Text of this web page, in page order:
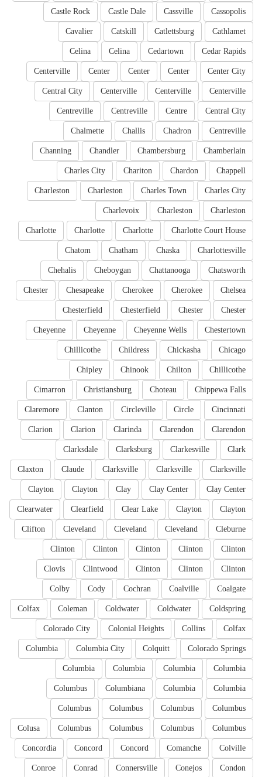
Cassopolis
Cassville
Castle Dale
Castle Rock
Cathlamet
Catlettsburg
Catskill
Cavalier
Cedar Rapids
Cedartown
Celina
Celina
Center City
Center
Center
Center
Centerville
Centerville
Centerville
Centerville
Central City
Central City
Centre
Centreville
Centreville
Centreville
Chadron
Challis
Chalmette
Chamberlain
Chambersburg
Chandler
Channing
Chappell
Chardon
Chariton
Charles City
Charles City
Charles Town
Charleston
Charleston
Charleston
Charleston
Charlevoix
Charlotte Court House
Charlotte
Charlotte
Charlotte
Charlottesville
Chaska
Chatham
Chatom
Chatsworth
Chattanooga
Cheboygan
Chehalis
Chelsea
Cherokee
Cherokee
Chesapeake
Chester
Chester
Chester
Chesterfield
Chesterfield
Chestertown
Cheyenne Wells
Cheyenne
Cheyenne
Chicago
Chickasha
Childress
Chillicothe
Chillicothe
Chilton
Chinook
Chipley
Chippewa Falls
Choteau
Christiansburg
Cimarron
Cincinnati
Circle
Circleville
Clanton
Claremore
Clarendon
Clarendon
Clarinda
Clarion
Clarion
Clark
Clarkesville
Clarksburg
Clarksdale
Clarksville
Clarksville
Clarksville
Claude
Claxton
Clay Center
Clay Center
Clay
Clayton
Clayton
Clayton
Clayton
Clear Lake
Clearfield
Clearwater
Cleburne
Cleveland
Cleveland
Cleveland
Clifton
Clinton
Clinton
Clinton
Clinton
Clinton
Clinton
Clinton
Clinton
Clintwood
Clovis
Coalgate
Coalville
Cochran
Cody
Colby
Coldspring
Coldwater
Coldwater
Coleman
Colfax
Colfax
Collins
Colonial Heights
Colorado City
Colorado Springs
Colquitt
Columbia City
Columbia
Columbia
Columbia
Columbia
Columbia
Columbia
Columbia
Columbiana
Columbus
Columbus
Columbus
Columbus
Columbus
Columbus
Columbus
Columbus
Columbus
Colusa
Colville
Comanche
Concord
Concord
Concordia
Condon
Conejos
Connersville
Conrad
Conroe